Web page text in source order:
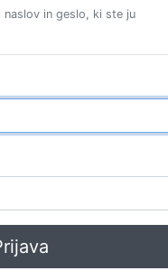
in geslo, ki ste ju